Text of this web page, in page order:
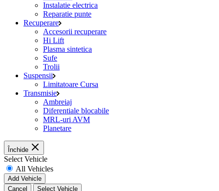
Instalatie electrica
Reparatie punte
Recuperare
Accesorii recuperare
Hi Lift
Plasma sintetica
Sufe
Trolii
Suspensii
Limitatoare Cursa
Transmisie
Ambreiaj
Diferentiale blocabile
MRL-uri AVM
Planetare
Închide
Select Vehicle
All Vehicles
Add Vehicle
Cancel
Select Vehicle